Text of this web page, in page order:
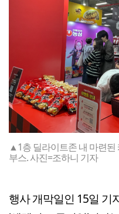
▲1층 딜라이트존 내 마련된
부스. 사진=조하니 기자
행사 개막일인 15일 기